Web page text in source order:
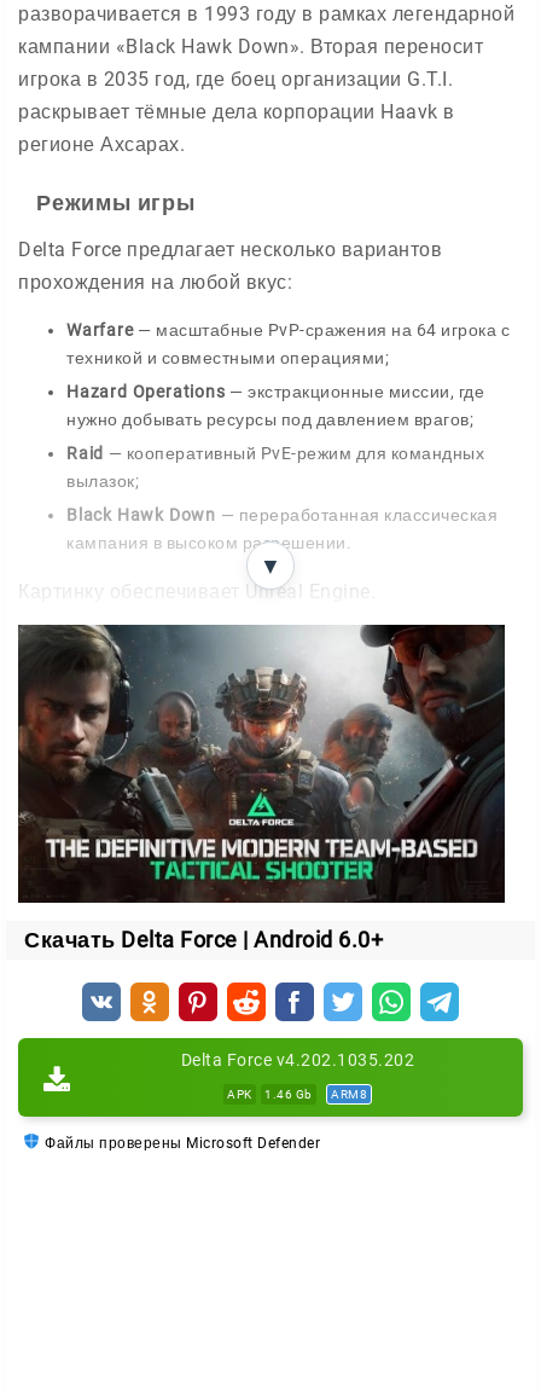
разворачивается в 1993 году в рамках легендарной
кампании «Black Hawk Down». Вторая переносит
игрока в 2035 год, где боец организации G.T.I.
раскрывает тёмные дела корпорации Haavk в
регионе Ахсарах.
Режимы игры
Delta Force предлагает несколько вариантов
прохождения на любой вкус:
Warfare— масштабные PvP-сражения на 64 игрока с
техникой и совместными операциями;
Hazard Operations — экстракционные миссии, где
нужно добывать ресурсы под давлением врагов;
Raid — кооперативный PvE-режим для командных
вылазок;
Black Hawk Down — переработанная классическая
кампания в высоком разрешении.
Картинку обеспечивает Unreal Engine.
Детализированные модели, плотные текстуры и
эффекты создают плотную боевую атмосферу.
Команда и тактика
Вы собираете отряд из трёх операторов. Каждый
относится к своему классу со своими гаджетами и
способностями:
инженер чинит и восстанавливает технику;
разведчик управляет дронами и вскрывает позиции
врага;
бою.
Грамотная связка операторов решает исход
схватки. Один прикрывает, второй разведывает,
третий чинит — и вы получаете перевес над
противником.
▼
Скачать Delta Force | Android 6.0+
Delta Force v4.202.1035.202
APK 1.46 Gb ARM8
Файлы проверены Microsoft Defender